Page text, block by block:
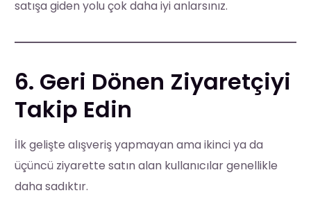
satışa giden yolu çok daha iyi anlarsınız.
6. Geri Dönen Ziyaretçiyi
Takip Edin
İlk gelişte alışveriş yapmayan ama ikinci ya da
üçüncü ziyarette satın alan kullanıcılar genellikle
daha sadıktır.